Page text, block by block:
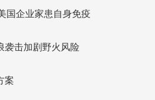
国企业家患自身免疫
袭击加剧野火风险
案